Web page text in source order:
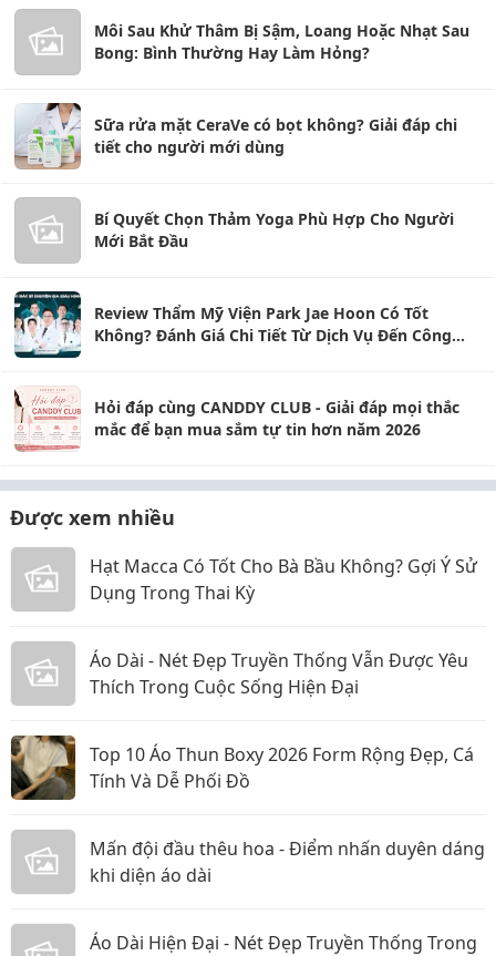
Môi Sau Khử Thâm Bị Sậm, Loang Hoặc Nhạt Sau
Bong: Bình Thường Hay Làm Hỏng?
Sữa rửa mặt CeraVe có bọt không? Giải đáp chi
tiết cho người mới dùng
Bí Quyết Chọn Thảm Yoga Phù Hợp Cho Người
Mới Bắt Đầu
Review Thẩm Mỹ Viện Park Jae Hoon Có Tốt
Không? Đánh Giá Chi Tiết Từ Dịch Vụ Đến Công
Hỏi đáp cùng CANDDY CLUB - Giải đáp mọi thắc
mắc để bạn mua sắm tự tin hơn năm 2026
Được xem nhiều
Hạt Macca Có Tốt Cho Bà Bầu Không? Gợi Ý Sử
Dụng Trong Thai Kỳ
Áo Dài - Nét Đẹp Truyền Thống Vẫn Được Yêu
Thích Trong Cuộc Sống Hiện Đại
Top 10 Áo Thun Boxy 2026 Form Rộng Đẹp, Cá
Tính Và Dễ Phối Đồ
Mấn đội đầu thêu hoa - Điểm nhấn duyên dáng
khi diện áo dài
Áo Dài Hiện Đại - Nét Đẹp Truyền Thống Trong